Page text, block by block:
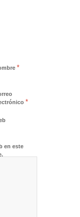
*
*
en este